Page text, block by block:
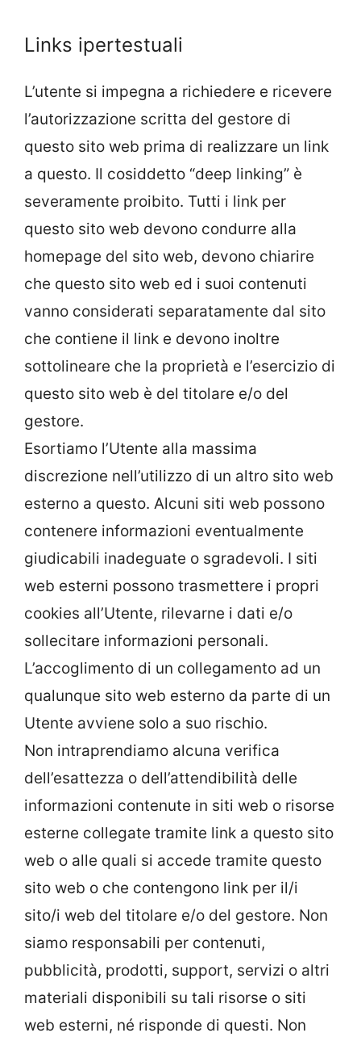
Links ipertestuali
L’utente si impegna a richiedere e ricevere
l’autorizzazione scritta del gestore di
questo sito web prima di realizzare un link
a questo. Il cosiddetto “deep linking” è
severamente proibito. Tutti i link per
questo sito web devono condurre alla
homepage del sito web, devono chiarire
che questo sito web ed i suoi contenuti
vanno considerati separatamente dal sito
che contiene il link e devono inoltre
sottolineare che la proprietà e l’esercizio di
questo sito web è del titolare e/o del
gestore.
Esortiamo l’Utente alla massima
discrezione nell’utilizzo di un altro sito web
esterno a questo. Alcuni siti web possono
contenere informazioni eventualmente
giudicabili inadeguate o sgradevoli. I siti
web esterni possono trasmettere i propri
cookies all’Utente, rilevarne i dati e/o
sollecitare informazioni personali.
L’accoglimento di un collegamento ad un
qualunque sito web esterno da parte di un
Utente avviene solo a suo rischio.
Non intraprendiamo alcuna verifica
dell’esattezza o dell’attendibilità delle
informazioni contenute in siti web o risorse
esterne collegate tramite link a questo sito
web o alle quali si accede tramite questo
sito web o che contengono link per il/i
sito/i web del titolare e/o del gestore. Non
siamo responsabili per contenuti,
pubblicità, prodotti, support, servizi o altri
materiali disponibili su tali risorse o siti
web esterni, né risponde di questi. Non